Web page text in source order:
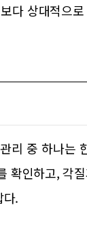
다 상대적으
리 중 하나는
확인하고, 각
.